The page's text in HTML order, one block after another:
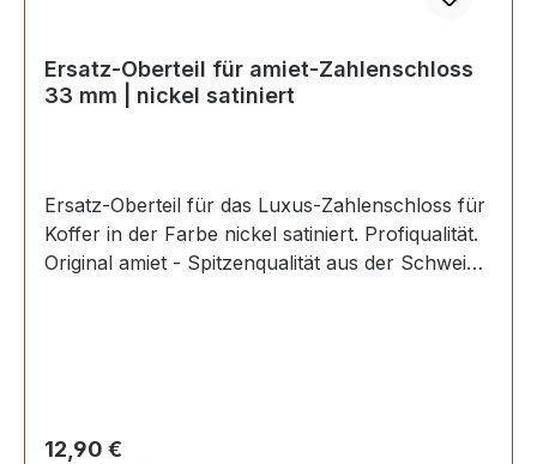
Ersatz-Oberteil für amiet-Zahlenschloss
33 mm | nickel satiniert
Ersatz-Oberteil für das Luxus-Zahlenschloss für
Koffer in der Farbe nickel satiniert. Profiqualität.
Original amiet - Spitzenqualität aus der Schweiz.
Zweispitznieten zur Befestigung inclusive
Regulärer Preis:
12,90 €